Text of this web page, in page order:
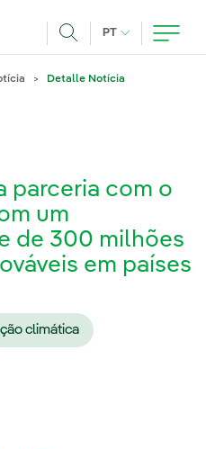
PT IDIOMA ATUAL,
Detalle Notícia
parceria com o
um
de 300 milhões
em países
climática